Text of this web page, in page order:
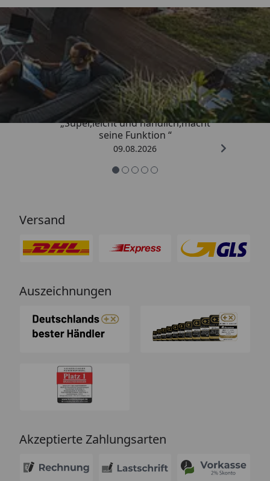
Trusted Shops
4,81/ 5
„Super,leicht und handlich,macht
seine Funktion “
09.08.2026
Versand
Auszeichnungen
Akzeptierte Zahlungsarten